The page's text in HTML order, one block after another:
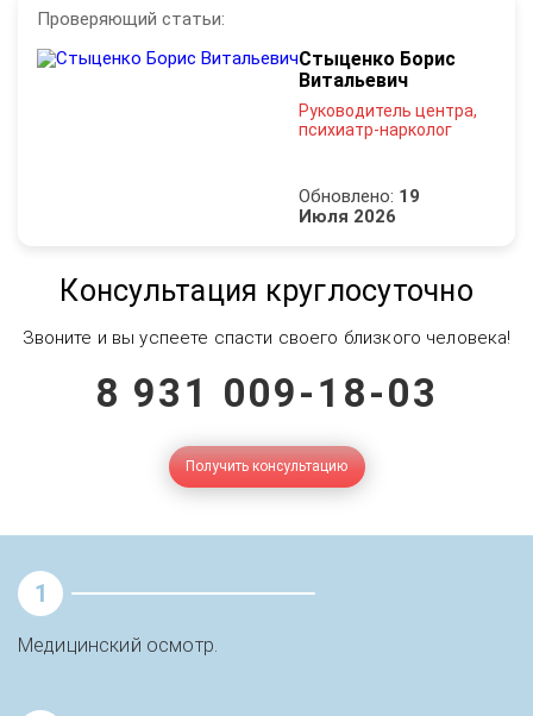
Проверяющий статьи:
Стыценко Борис
Витальевич
Руководитель центра,
психиатр-нарколог
Обновлено: 19
Июля 2026
Консультация круглосуточно
Звоните и вы успеете спасти своего близкого человека!
8 931 009-18-03
Получить консультацию
1
Медицинский осмотр.